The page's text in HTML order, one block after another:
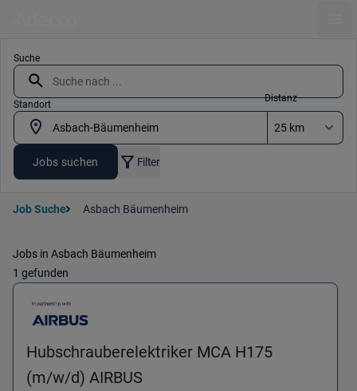
Suche
Standort
Distanz
Jobs suchen Filter
Job Suche Asbach Bäumenheim
Jobs in Asbach Bäumenheim
1 gefunden
Hubschrauberelektriker MCA H175
(m/w/d) AIRBUS